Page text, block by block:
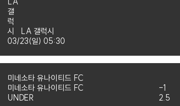
LA 갤럭시
03/23(일) 05:30
미네소타 유나이티드 FC
미네소타 유나이티드 FC -1
UNDER 2.5